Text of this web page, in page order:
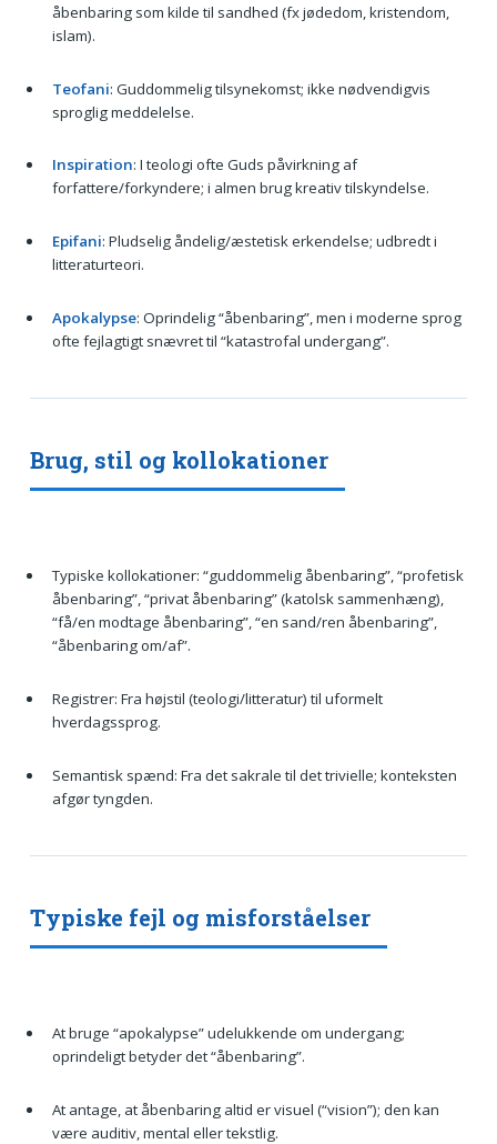
åbenbaring som kilde til sandhed (fx jødedom, kristendom,
islam).
Teofani: Guddommelig tilsynekomst; ikke nødvendigvis
sproglig meddelelse.
Inspiration: I teologi ofte Guds påvirkning af
forfattere/forkyndere; i almen brug kreativ tilskyndelse.
Epifani: Pludselig åndelig/æstetisk erkendelse; udbredt i
litteraturteori.
Apokalypse: Oprindelig “åbenbaring”, men i moderne sprog
ofte fejlagtigt snævret til “katastrofal undergang”.
Brug, stil og kollokationer
Typiske kollokationer: “guddommelig åbenbaring”, “profetisk
åbenbaring”, “privat åbenbaring” (katolsk sammenhæng),
“få/en modtage åbenbaring”, “en sand/ren åbenbaring”,
“åbenbaring om/af”.
Registrer: Fra højstil (teologi/litteratur) til uformelt
hverdagssprog.
Semantisk spænd: Fra det sakrale til det trivielle; konteksten
afgør tyngden.
Typiske fejl og misforståelser
At bruge “apokalypse” udelukkende om undergang;
oprindeligt betyder det “åbenbaring”.
At antage, at åbenbaring altid er visuel (“vision”); den kan
være auditiv, mental eller tekstlig.